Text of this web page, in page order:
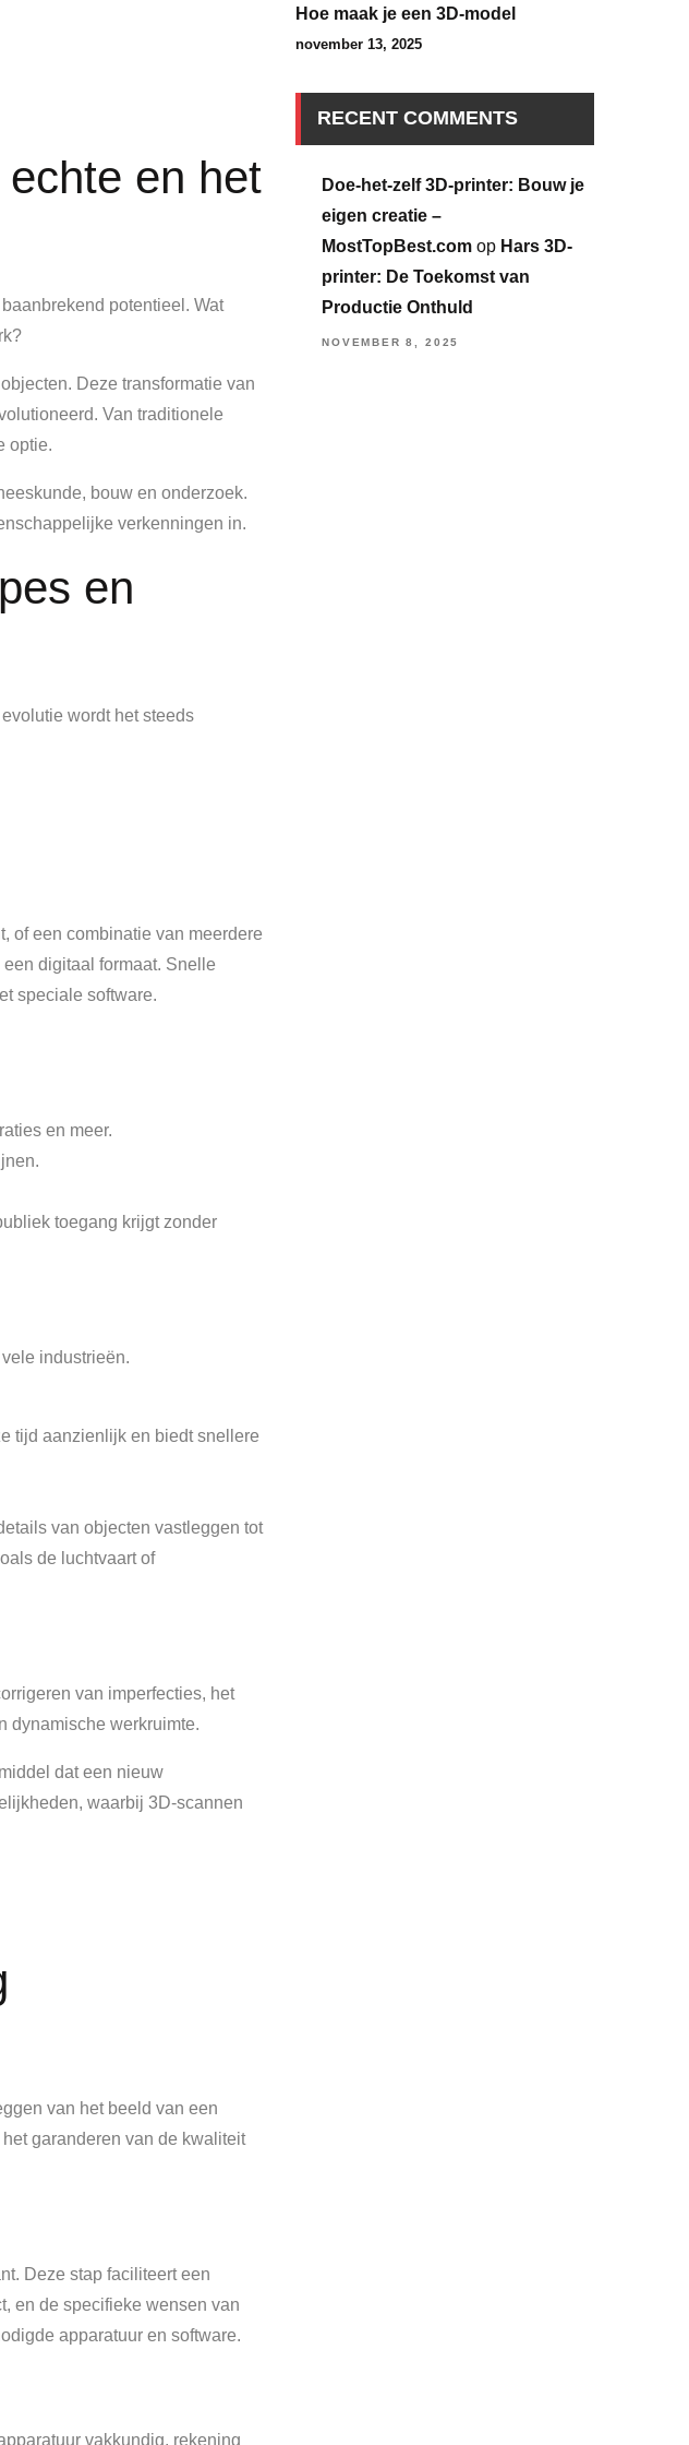
en het
potentieel. Wat
Deze transformatie van
Van traditionele
optie.
bouw en onderzoek.
verkenningen in.
en
wordt het steeds
of een combinatie van meerdere
digitaal formaat. Snelle
speciale software.
en meer.
toegang krijgt zonder
industrieën.
tijd aanzienlijk en biedt snellere
van objecten vastleggen tot
de luchtvaart of
van imperfecties, het
dynamische werkruimte.
dat een nieuw
waarbij 3D-scannen
van het beeld van een
garanderen van de kwaliteit
Deze stap faciliteert een
en de specifieke wensen van
apparatuur en software.
vakkundig, rekening
Hoe maak je een 3D-model
november 13, 2025
RECENT COMMENTS
Doe-het-zelf 3D-printer: Bouw je
eigen creatie –
MostTopBest.com op Hars 3D-
printer: De Toekomst van
Productie Onthuld
NOVEMBER 8, 2025